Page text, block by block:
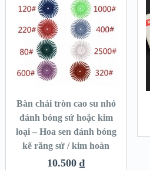
Bàn chải tròn cao su nhỏ
đánh bóng sứ hoặc kim
loại – Hoa sen đánh bóng
kẽ răng sứ / kim hoàn
10.500₫